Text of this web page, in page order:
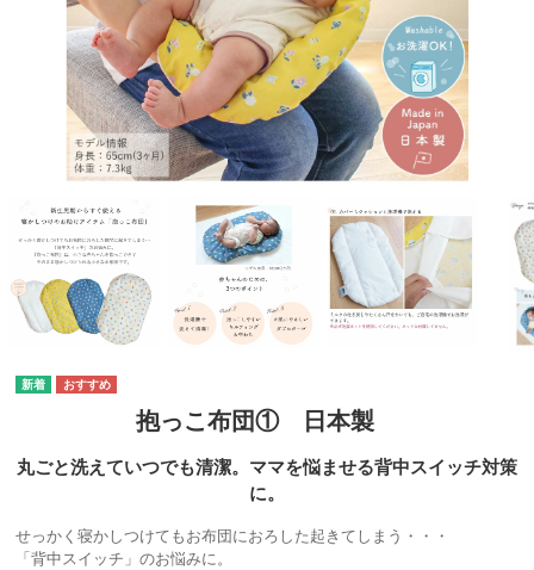
抱っこ布団① 日本製
丸ごと洗えていつでも清潔。ママを悩ませる背中スイッチ対策
に。
せっかく寝かしつけてもお布団におろした起きてしまう・・・
「背中スイッチ」のお悩みに。